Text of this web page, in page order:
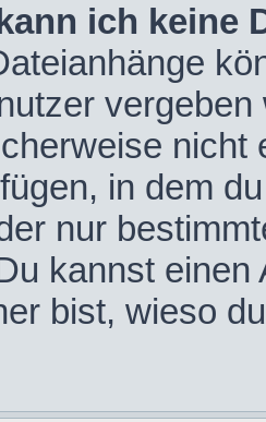
ich keine
nicht
in dem
nur
kannst
bist, wieso